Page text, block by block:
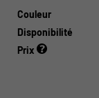
Couleur
Disponibilité
Prix